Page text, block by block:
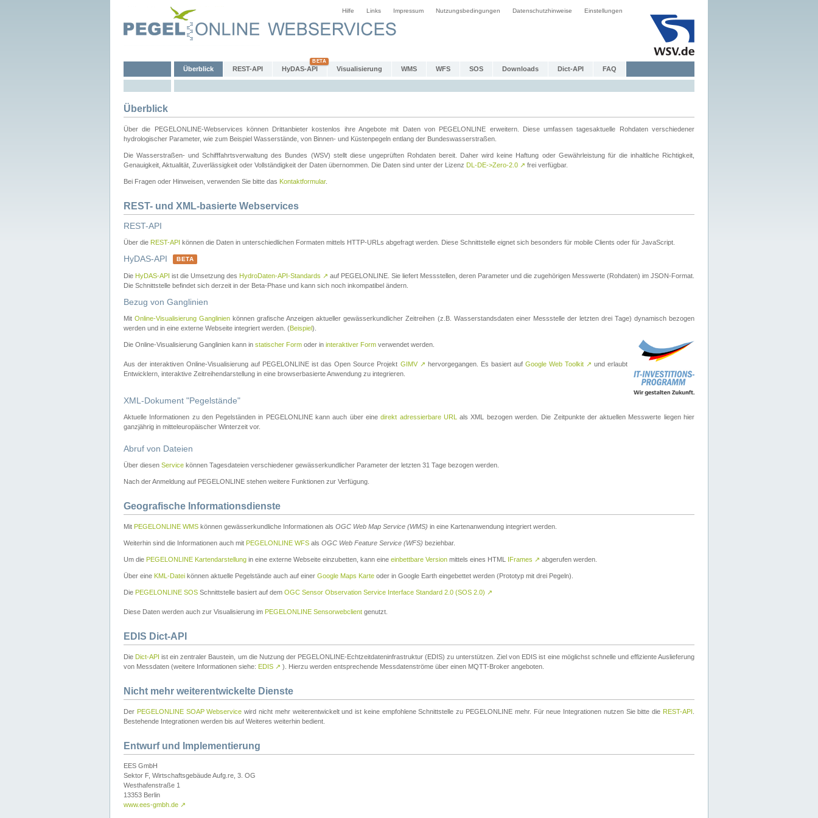
Hilfe Links Impressum Nutzungsbedingungen Datenschutzhinweise Einstellungen
Überblick REST-API HyDAS-API Visualisierung WMS WFS SOS Downloads Dict-API FAQ
Überblick
Über die PEGELONLINE-Webservices können Drittanbieter kostenlos ihre Angebote mit Daten von PEGELONLINE erweitern. Diese umfassen tagesaktuelle Rohdaten verschiedener
hydrologischer Parameter, wie zum Beispiel Wasserstände, von Binnen- und Küstenpegeln entlang der Bundeswasserstraßen.
Die Wasserstraßen- und Schifffahrtsverwaltung des Bundes (WSV) stellt diese ungeprüften Rohdaten bereit. Daher wird keine Haftung oder Gewährleistung für die inhaltliche Richtigkeit,
Genauigkeit, Aktualität, Zuverlässigkeit oder Vollständigkeit der Daten übernommen. Die Daten sind unter der Lizenz DL-DE->Zero-2.0 ↗ frei verfügbar.
Bei Fragen oder Hinweisen, verwenden Sie bitte das Kontaktformular.
REST- und XML-basierte Webservices
REST-API
Über die REST-API können die Daten in unterschiedlichen Formaten mittels HTTP-URLs abgefragt werden. Diese Schnittstelle eignet sich besonders für mobile Clients oder für JavaScript.
HyDAS-API BETA
Die HyDAS-API ist die Umsetzung des HydroDaten-API-Standards ↗ auf PEGELONLINE. Sie liefert Messstellen, deren Parameter und die zugehörigen Messwerte (Rohdaten) im JSON-Format.
Die Schnittstelle befindet sich derzeit in der Beta-Phase und kann sich noch inkompatibel ändern.
Bezug von Ganglinien
MitOnline-Visualisierung Ganglinien können grafische Anzeigen aktueller gewässerkundlicher Zeitreihen (z.B. Wasserstandsdaten einer Messstelle der letzten drei Tage) dynamisch bezogen
werden und in eine externe Webseite integriert werden. (Beispiel).
Die Online-Visualisierung Ganglinien kann in statischer Form oder in interaktiver Form verwendet werden.
Aus der interaktiven Online-Visualisierung auf PEGELONLINE ist das Open Source Projekt GIMV ↗ hervorgegangen. Es basiert auf Google Web Toolkit ↗ und erlaubt
Entwicklern, interaktive Zeitreihendarstellung in eine browserbasierte Anwendung zu integrieren.
XML-Dokument "Pegelstände"
Aktuelle Informationen zu den Pegelständen in PEGELONLINE kann auch über einedirekt adressierbare URL
als XML bezogen werden. Die Zeitpunkte der aktuellen Messwerte liegen hier
ganzjährig in mitteleuropäischer Winterzeit vor.
Abruf von Dateien
Über diesen Service können Tagesdateien verschiedener gewässerkundlicher Parameter der letzten 31 Tage bezogen werden.
Nach der Anmeldung auf PEGELONLINE stehen weitere Funktionen zur Verfügung.
Geografische Informationsdienste
Mit PEGELONLINE WMS können gewässerkundliche Informationen als OGC Web Map Service (WMS) in eine Kartenanwendung integriert werden.
Weiterhin sind die Informationen auch mit PEGELONLINE WFS als OGC Web Feature Service (WFS) beziehbar.
Um die PEGELONLINE Kartendarstellung in eine externe Webseite einzubetten, kann eine einbettbare Version mittels eines HTML IFrames ↗ abgerufen werden.
Über eine KML-Datei können aktuelle Pegelstände auch auf einer Google Maps Karte oder in Google Earth eingebettet werden (Prototyp mit drei Pegeln).
Die PEGELONLINE SOS Schnittstelle basiert auf dem OGC Sensor Observation Service Interface Standard 2.0 (SOS 2.0) ↗
Diese Daten werden auch zur Visualisierung im PEGELONLINE Sensorwebclient genutzt.
EDIS Dict-API
Die Dict-API ist ein zentraler Baustein, um die Nutzung der PEGELONLINE-Echtzeitdateninfrastruktur (EDIS) zu unterstützen. Ziel von EDIS ist eine möglichst schnelle und effiziente Auslieferung
von Messdaten (weitere Informationen siehe: EDIS ↗ ). Hierzu werden entsprechende Messdatenströme über einen MQTT-Broker angeboten.
Nicht mehr weiterentwickelte Dienste
Der PEGELONLINE SOAP Webservice wird nicht mehr weiterentwickelt und ist keine empfohlene Schnittstelle zu PEGELONLINE mehr. Für neue Integrationen nutzen Sie bitte die REST-API
Bestehende Integrationen werden bis auf Weiteres weiterhin bedient.
Entwurf und Implementierung
EES GmbH
Sektor F, Wirtschaftsgebäude Aufg.re, 3. OG
Westhafenstraße 1
13353 Berlin
www.ees-gmbh.de ↗